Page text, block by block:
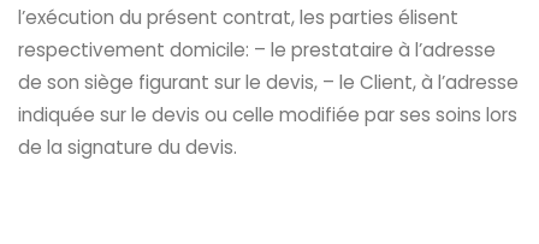
l’exécution du présent contrat, les parties élisent
respectivement domicile: – le prestataire à l’adresse
de son siège figurant sur le devis, – le Client, à l’adresse
indiquée sur le devis ou celle modifiée par ses soins lors
de la signature du devis.